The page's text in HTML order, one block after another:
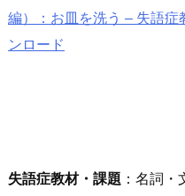
編）：お皿を洗う – 失語症
ンロード
失語症教材・課題 ：名詞